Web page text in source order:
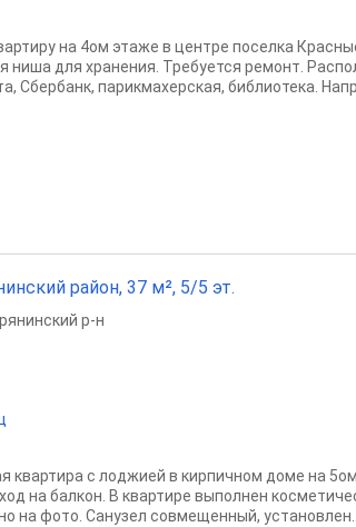
на 4ом этаже в центре поселка
ниша для хранения. Требуется ремонт.
Сбербанк, парикмахерская, библиотека.
район, 37 м², 5/5 эт.
р-н
квартира с лоджией в кирпичном доме на
на балкон. В квартире выполнен
на фото. Санузел совмещенный, установлен...